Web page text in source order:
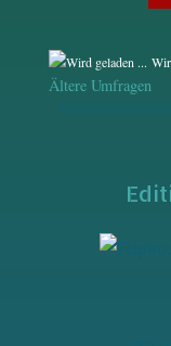
Ältere Umfragen